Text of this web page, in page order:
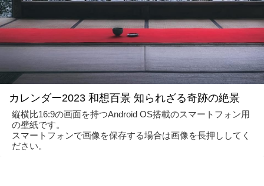
カレンダー2023 和想百景 知られざる奇跡の絶景
縦横比16:9の画面を持つAndroid OS搭載のスマートフォン用
の壁紙です。
スマートフォンで画像を保存する場合は画像を長押ししてく
ださい。